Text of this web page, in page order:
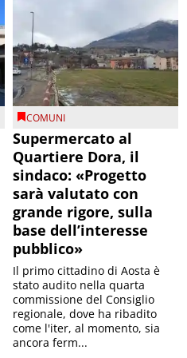
COMUNI
Supermercato al
Quartiere Dora, il
sindaco: «Progetto
sarà valutato con
grande rigore, sulla
base dell’interesse
pubblico»
Il primo cittadino di Aosta è
stato audito nella quarta
commissione del Consiglio
regionale, dove ha ribadito
come l'iter, al momento, sia
ancora ferm...